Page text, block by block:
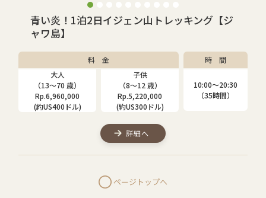
青い炎！1泊2日イジェン山トレッキング【ジ
ャワ島】
料 金
大人
（13～70 歳）
Rp.6,960,000
(約US400ドル)
子供
（8～12 歳）
Rp.5,220,000
(約US300ドル)
時 間
10:00〜20:30
（35時間）
詳細へ
ページトップへ